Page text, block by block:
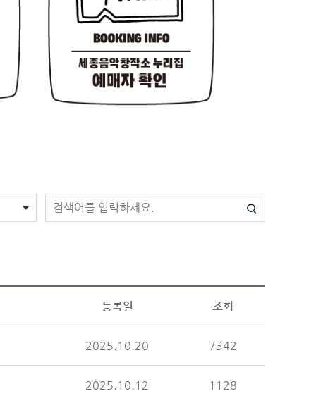
등록일 조회
2025.10.20 7342
2025.10.12 1128